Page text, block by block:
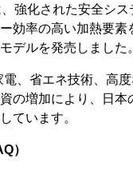
強化された安全シス
効率の高い加熱要素
デルを発売しました。
電、省エネ技術、高
の増加により、日本
ています。
）